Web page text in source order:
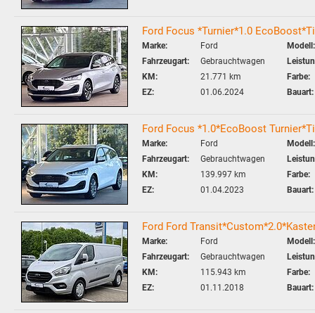
Ford Focus *Turnier*1.0
Marke:
Ford
Fahrzeugart:
Gebrauchtwagen
KM:
21.771 km
EZ:
01.06.2024
Modell:
Farbe:
Bauart:
Ford Focus *1.0*EcoBoost
Marke:
Ford
Fahrzeugart:
Gebrauchtwagen
KM:
139.997 km
EZ:
01.04.2023
Modell:
Farbe:
Bauart:
Ford Ford
Marke:
Ford
Fahrzeugart:
Gebrauchtwagen
KM:
115.943 km
EZ:
01.11.2018
Modell:
Farbe:
Bauart: